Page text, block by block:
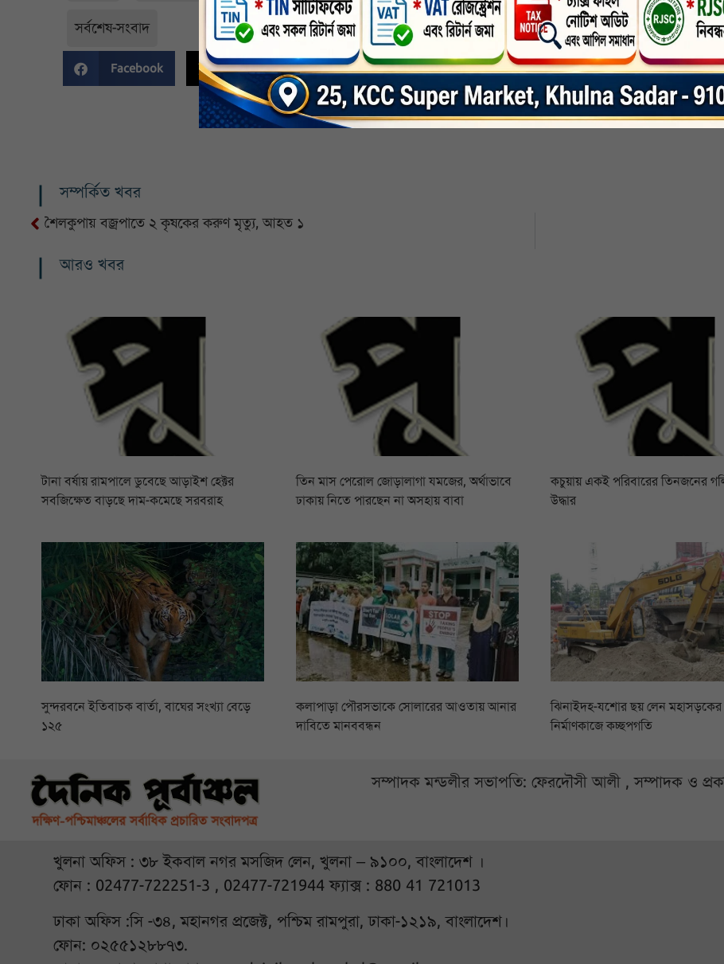
সর্বশেষ-সংবাদ
Facebook Twitter Linkedin Whatsapp Print
সম্পর্কিত খবর
শৈলকুপায় বজ্রপাতে ২ কৃষকের করুণ মৃত্যু, আহত ১
আরও খবর
টানা বর্ষায় রামপালে ডুবেছে আড়াইশ হেক্টর
সবজিক্ষেত বাড়ছে দাম-কমেছে সরবরাহ
তিন মাস পেরোল জোড়ালাগা যমজের, অর্থাভাবে
ঢাকায় নিতে পারছেন না অসহায় বাবা
কচুয়ায় একই পরিবারের তিনজনের
উদ্ধার
সুন্দরবনে ইতিবাচক বার্তা, বাঘের সংখ্যা বেড়ে
১২৫
কলাপাড়া পৌরসভাকে সোলারের আওতায় আনার
দাবিতে মানববন্ধন
ঝিনাইদহ-যশোর ছয় লেন মহাসড়কের
নির্মাণকাজে কচ্ছপগতি
সম্পাদক মন্ডলীর সভাপতি: ফেরদৌসী আলী , সম্পাদক ও
খুলনা অফিস : ৩৮ ইকবাল নগর মসজিদ লেন, খুলনা – ৯১০০, বাংলাদেশ ।
ফোন : 02477-722251-3 , 02477-721944 ফ্যাক্স : 880 41 721013
ঢাকা অফিস :সি -৩৪, মহানগর প্রজেক্ট, পশ্চিম রামপুরা, ঢাকা-১২১৯, বাংলাদেশ।
ফোন: ০২৫৫১২৮৮৭৩.